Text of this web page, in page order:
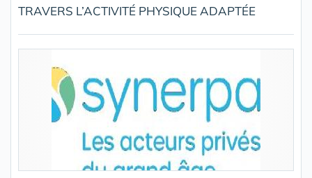
TRAVERS L’ACTIVITÉ PHYSIQUE ADAPTÉE